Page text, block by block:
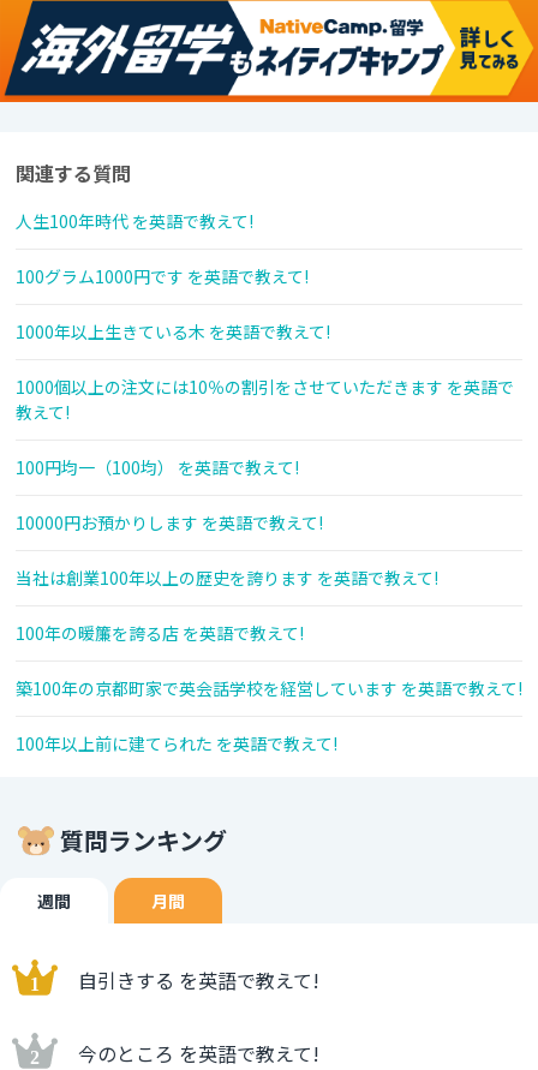
関連する質問
人生100年時代 を英語で教えて!
100グラム1000円です を英語で教えて!
1000年以上生きている木 を英語で教えて!
1000個以上の注文には10％の割引をさせていただきます を英語で
教えて!
100円均一（100均） を英語で教えて!
10000円お預かりします を英語で教えて!
当社は創業100年以上の歴史を誇ります を英語で教えて!
100年の暖簾を誇る店 を英語で教えて!
築100年の京都町家で英会話学校を経営しています を英語で教えて!
100年以上前に建てられた を英語で教えて!
質問ランキング
週間 月間
自引きする を英語で教えて!
今のところ を英語で教えて!